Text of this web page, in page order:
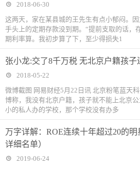
2018-06-30
这两天，家在某县城的王先生有点小郁闷。
手头上的定期存款没到期。“提前支取的话，
期利率算。我初步算了下，至少得损失1
张小龙:交了8千万税 无北京户籍孩子
2018-05-22
微博截图 网易财经5月22日讯 北京粉笔蓝天
博称，我没有北京户籍，孩子就不能上北京
小的私人办的学校，那个学校没有办多
万字详解：ROE连续十年超过20的明
详细名单）
2019-06-24